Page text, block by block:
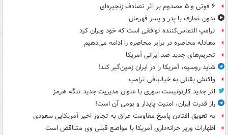
۶ فوتی و ۵ مصدوم بر اثر تصادف زنجیره‌ای
بدون تعارف با پدر و پسر قهرمان
ترامپ التماس‌کننده توافقی است که خود ویران کرد
معادله محاصره در برابر محاصره را ادامه می‌دهیم
تحریم‌های جدید ضد ایرانی آمریکا
شاید روسیه، آمریکا را در ایران زمین‌گیر کند!
واکنش بقائی به خیالبافی ترامپ
اثر جدید کارتونیست سوری با عنوان مدیریت جدید تنگه هرمز
راز قدرت ایران، امنیت پایدار و بومی آن است!
به تعویق افتادن پاسخ مقاومت عراق به تجاوز اخیر آمریکایی سعودی
اظهارات وزیر خزانه‌داری آمریکا با مواضع قبلی وی متناقض است